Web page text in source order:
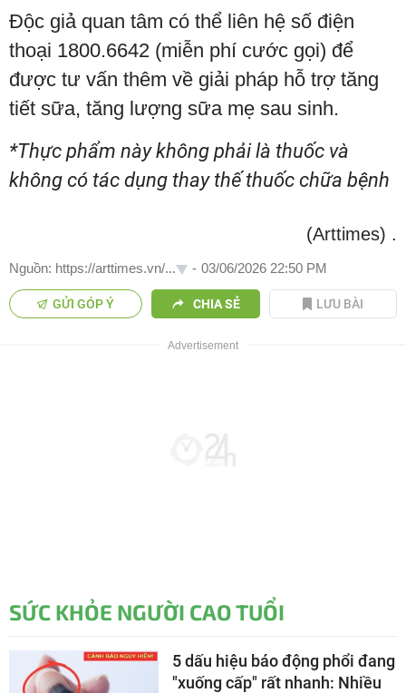
Độc giả quan tâm có thể liên hệ số điện
thoại 1800.6642 (miễn phí cước gọi) để
được tư vấn thêm về giải pháp hỗ trợ tăng
tiết sữa, tăng lượng sữa mẹ sau sinh.
*Thực phẩm này không phải là thuốc và
không có tác dụng thay thế thuốc chữa bệnh
(Arttimes) .
Nguồn: https://arttimes.vn/... - 03/06/2026 22:50 PM
GỬI GÓP Ý CHIA SẺ LƯU BÀI
SỨC KHỎE NGƯỜI CAO TUỔI
5 dấu hiệu báo động phổi đang
"xuống cấp" rất nhanh: Nhiều